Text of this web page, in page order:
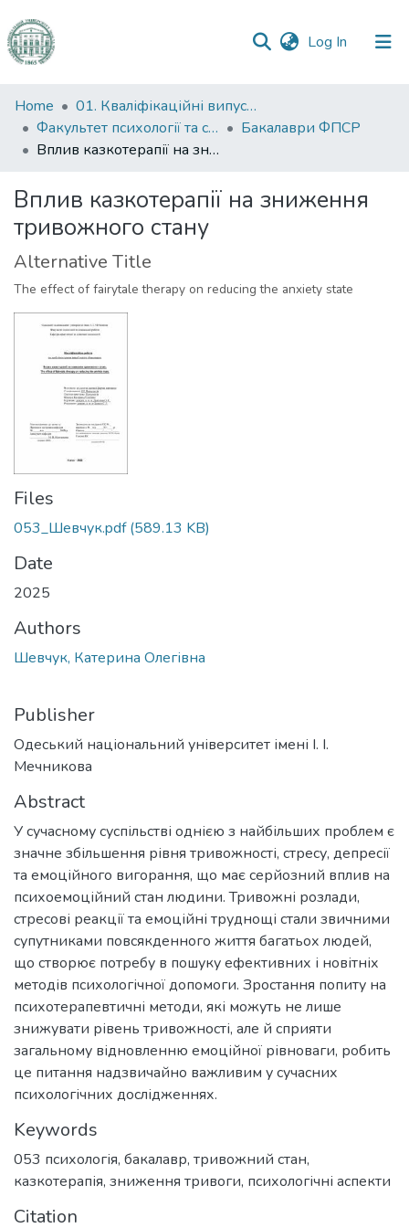
Log In (current)
Communities
&
Collections
Statistics
Home
01. Кваліфікаційні випускні роботи здобувачів вищої освіти
Факультет психології та соціальної роботи
Бакалаври ФПСР
Вплив казкотерапії на зниження тривожного стану
Вплив казкотерапії на зниження
тривожного стану
Alternative Title
The effect of fairytale therapy on reducing the anxiety state
Files
053_Шевчук.pdf(589.13 KB)
Date
2025
Authors
Шевчук, Катерина Олегівна
Publisher
Одеський національний університет імені І. І.
Мечникова
Abstract
У сучасному суспільстві однією з найбільших проблем є
значне збільшення рівня тривожності, стресу, депресії
та емоційного вигорання, що має серйозний вплив на
психоемоційний стан людини. Тривожні розлади,
стресові реакції та емоційні труднощі стали звичними
супутниками повсякденного життя багатьох людей,
що створює потребу в пошуку ефективних і новітніх
методів психологічної допомоги. Зростання попиту на
психотерапевтичні методи, які можуть не лише
знижувати рівень тривожності, але й сприяти
загальному відновленню емоційної рівноваги, робить
це питання надзвичайно важливим у сучасних
психологічних дослідженнях.
Keywords
053 психологія, бакалавр, тривожний стан,
казкотерапія, зниження тривоги, психологічні аспекти
Citation